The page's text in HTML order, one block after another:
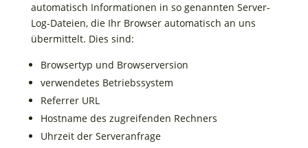
automatisch Informationen in so genannten Server-
Log-Dateien, die Ihr Browser automatisch an uns
übermittelt. Dies sind:
Browsertyp und Browserversion
verwendetes Betriebssystem
Referrer URL
Hostname des zugreifenden Rechners
Uhrzeit der Serveranfrage